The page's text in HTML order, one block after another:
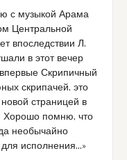
с музыкой Арама
Центральной
впоследствии Л.
в этот вечер
Скрипичный
скрипачей, это
страницей в
Хорошо помню, что
необычайно
исполнения…»